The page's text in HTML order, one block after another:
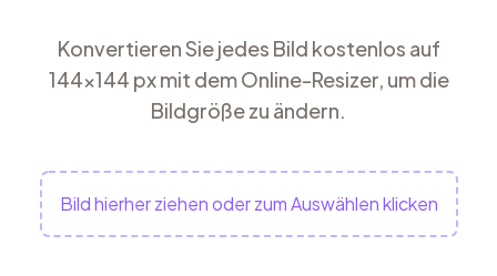
Konvertieren Sie jedes Bild kostenlos auf
144x144 px mit dem Online-Resizer, um die
Bildgröße zu ändern.
Bild hierher ziehen oder zum Auswählen klicken